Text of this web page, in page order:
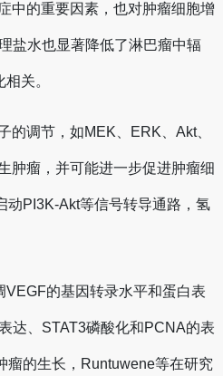
中的重要因素，也对肿瘤细胞增
盐水也显著降低了淋巴瘤中辐
关。
调节，如MEK、ERK、Akt、
肿瘤，并可能进一步促进肿瘤细
动PI3K-Akt等信号转导通路，氢
的基因转录水平和蛋白表
达、STAT3磷酸化和PCNA的表
瘤的生长，Runtuwene等在研究